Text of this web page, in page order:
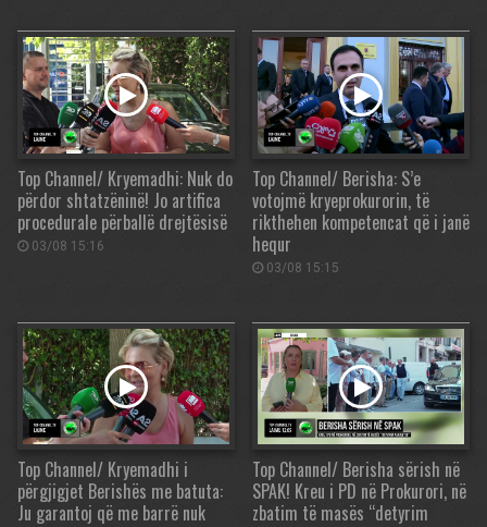
Top Channel/ Kryemadhi: Nuk do
përdor shtatzëninë! Jo artifica
procedurale përballë drejtësisë
03/08 15:16
Top Channel/ Berisha: S’e
votojmë kryeprokurorin, të
rikthehen kompetencat që i janë
hequr
03/08 15:15
Top Channel/ Kryemadhi i
përgjigjet Berishës me batuta:
Ju garantoj që me barrë nuk
Top Channel/ Berisha sërish në
SPAK! Kreu i PD në Prokurori, në
zbatim të masës “detyrim